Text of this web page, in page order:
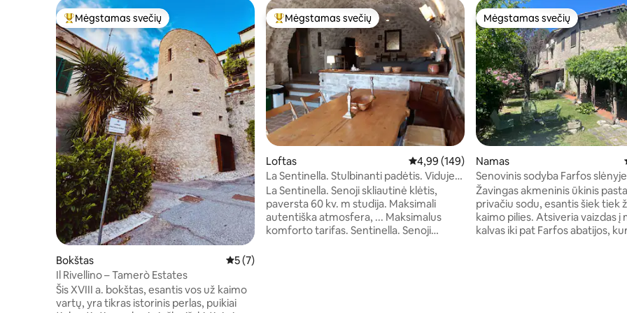
Svečių mėgstamiausias
Mėgstamas svečių
Bokštas Vidutinis įvertinimas: 5 iš 5, atsiliepimų: 7
5 (7)
Il Rivellino – Tamerò Estates
Šis XVIII a. bokštas, esantis vos už kaimo
vartų, yra tikras istorinis perlas, puikiai
Svečių mėgstamiausias
Mėgstamas svečių
Loftas Vidutinis įvertinimas: 4,99 iš 5, atsiliepimų: 149
4,99 (149)
La Sentinella. Stulbinanti padėtis. Viduje
šilta
La Sentinella. Senoji skliautinė klėtis,
paversta 60 kv. m studija. Maksimali
autentiška atmosfera, ... Maksimalus
komforto tarifas. Sentinella. Senoji
Mėgstamas svečių
Mėgstamas svečių
Namas
Senovinis sodyba Farfos slėnyje
Žavingas akmeninis ūkinis
privačiu sodu, esantis šiek tiek
kaimo pilies. Atsiveria vaizdas į
kalvas iki pat Farfos abatijos,